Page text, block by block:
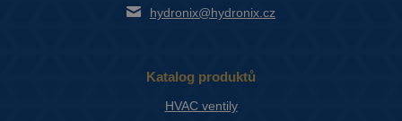
hydronix@hydronix.cz
Katalog produktů
HVAC ventily